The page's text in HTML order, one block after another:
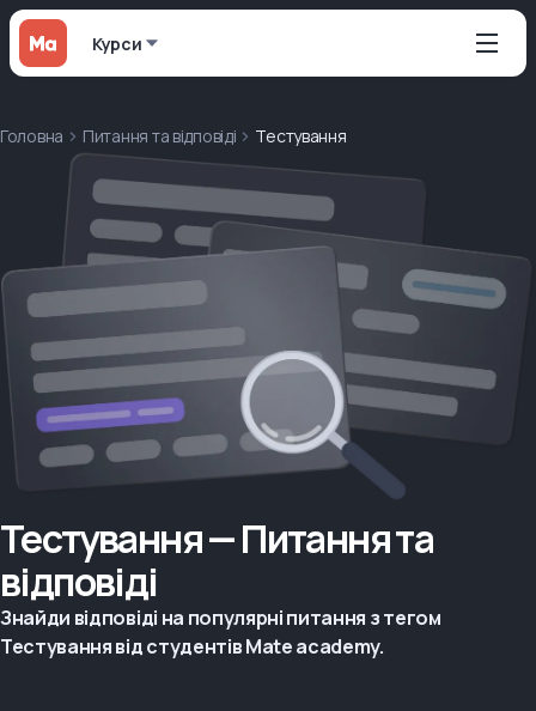
Курси
Головна Питання та відповіді Тестування
Тестування — Питання та
відповіді
Знайди відповіді на популярні питання з тегом
Тестування від студентів Mate academy.